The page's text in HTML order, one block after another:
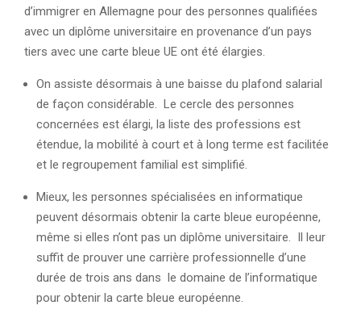
d’immigrer en Allemagne pour des personnes qualifiées
avec un diplôme universitaire en provenance d’un pays
tiers avec une carte bleue UE ont été élargies.
On assiste désormais à une baisse du plafond salarial
de façon considérable. Le cercle des personnes
concernées est élargi, la liste des professions est
étendue, la mobilité à court et à long terme est facilitée
et le regroupement familial est simplifié.
Mieux, les personnes spécialisées en informatique
peuvent désormais obtenir la carte bleue européenne,
même si elles n’ont pas un diplôme universitaire. Il leur
suffit de prouver une carrière professionnelle d’une
durée de trois ans dans le domaine de l’informatique
pour obtenir la carte bleue européenne.